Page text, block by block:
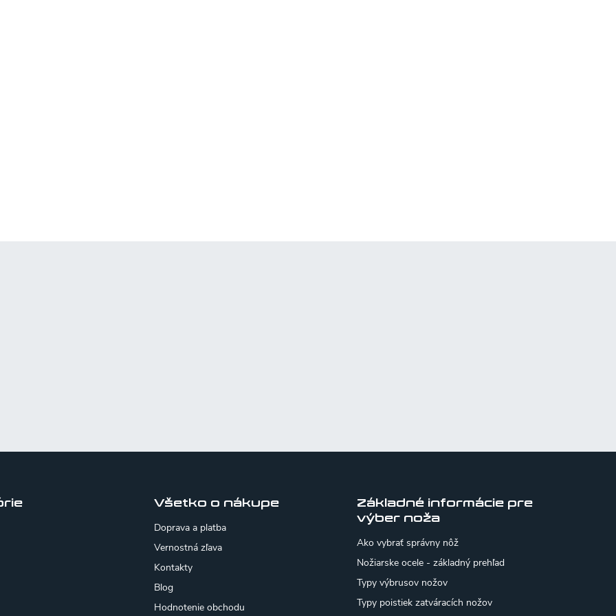
Všetko o nákupe
Doprava a platba
Vernostná zľava
Kontakty
Blog
Hodnotenie obchodu
Základné informácie pre
výber noža
Ako vybrať správny nôž
Nožiarske ocele - základný prehľad
Typy výbrusov nožov
Typy poistiek zatváracích nožov